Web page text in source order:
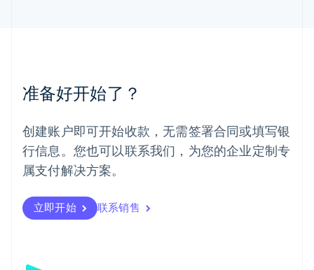
准备好开始了？
创建账户即可开始收款，无需签署合同或填写银
行信息。您也可以联系我们，为您的企业定制专
属支付解决方案。
立即开始 联系销售
挪威
葡萄牙
Português English
日本
日本語English
瑞典
瑞士
DeutschFrançais